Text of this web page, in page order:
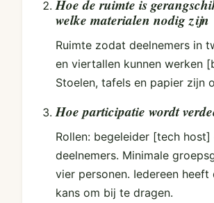
Hoe de ruimte is
welke materialen nodig zijn
Ruimte zodat deelnemers in
en viertallen kunnen werken
Stoelen, tafels en papier zijn
Hoe participatie wordt
Rollen: begeleider [tech host]
deelnemers. Minimale
vier personen. Iedereen heeft
kans om bij te dragen.